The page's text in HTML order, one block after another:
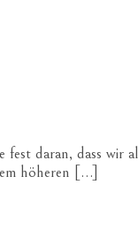
daran, dass wir
höheren […]